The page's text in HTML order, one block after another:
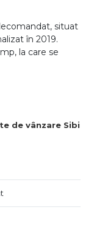
de vânzare Sibiu
situat
în 2019.
la care se